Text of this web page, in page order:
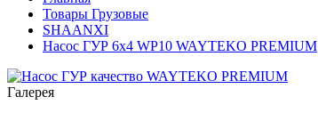
Товары Грузовые
SHAANXI
Насос ГУР 6x4 WP10 WAYTEKO PREMIUM
Галерея